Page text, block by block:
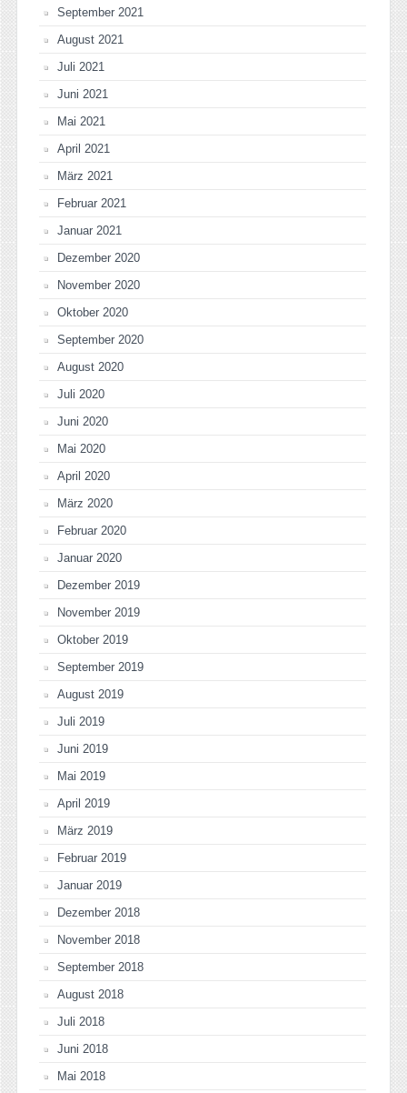
September 2021
August 2021
Juli 2021
Juni 2021
Mai 2021
April 2021
März 2021
Februar 2021
Januar 2021
Dezember 2020
November 2020
Oktober 2020
September 2020
August 2020
Juli 2020
Juni 2020
Mai 2020
April 2020
März 2020
Februar 2020
Januar 2020
Dezember 2019
November 2019
Oktober 2019
September 2019
August 2019
Juli 2019
Juni 2019
Mai 2019
April 2019
März 2019
Februar 2019
Januar 2019
Dezember 2018
November 2018
September 2018
August 2018
Juli 2018
Juni 2018
Mai 2018